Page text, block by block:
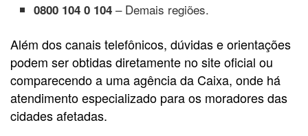
0800 104 0 104 – Demais regiões.
Além dos canais telefônicos, dúvidas e orientações
podem ser obtidas diretamente no site oficial ou
comparecendo a uma agência da Caixa, onde há
atendimento especializado para os moradores das
cidades afetadas.